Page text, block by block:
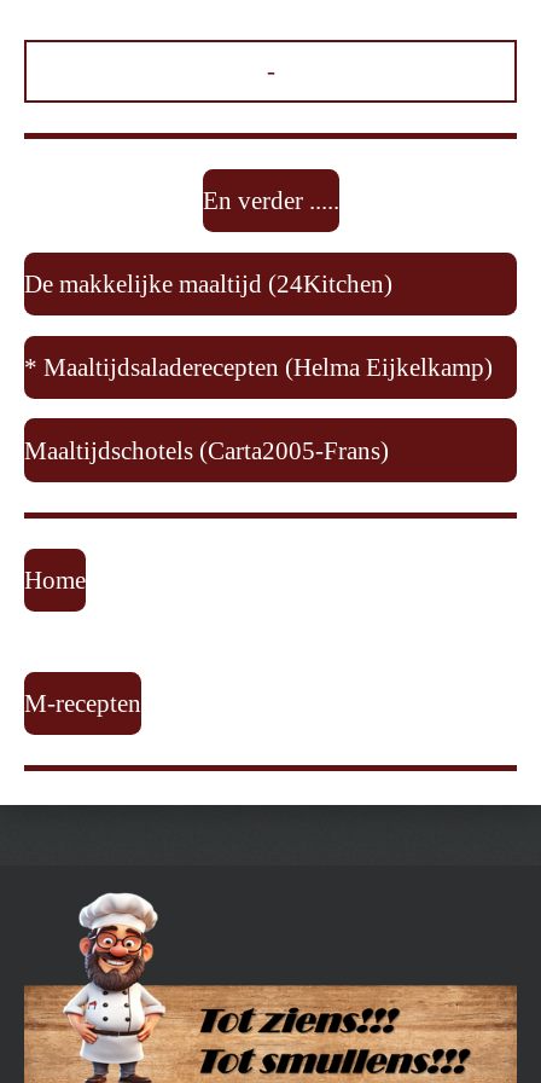
-
En verder .....
De makkelijke maaltijd (24Kitchen)
* Maaltijdsaladerecepten (Helma Eijkelkamp)
Maaltijdschotels (Carta2005-Frans)
Home
M-recepten